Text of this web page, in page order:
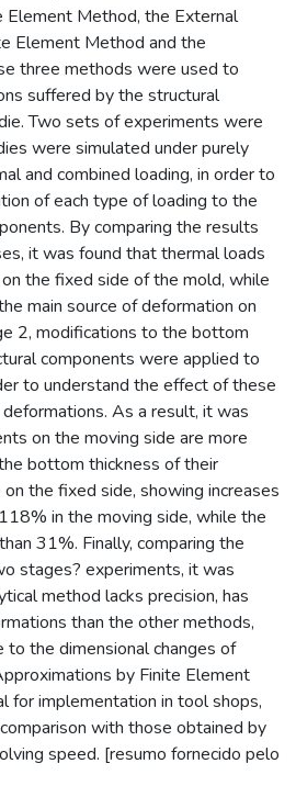
Element Method, the External
Element Method and the
three methods were used to
suffered by the structural
Two sets of experiments were
were simulated under purely
and combined loading, in order to
of each type of loading to the
By comparing the results
it was found that thermal loads
the fixed side of the mold, while
main source of deformation on
2, modifications to the bottom
components were applied to
to understand the effect of these
As a result, it was
on the moving side are more
bottom thickness of their
the fixed side, showing increases
in the moving side, while the
31%. Finally, comparing the
stages? experiments, it was
method lacks precision, has
than the other methods,
to the dimensional changes of
by Finite Element
for implementation in tool shops,
with those obtained by
speed. [resumo fornecido pelo